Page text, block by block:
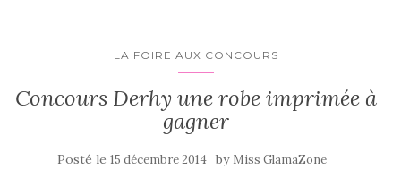
LA FOIRE AUX CONCOURS
Concours Derhy une robe imprimée à
gagner
Posté le 15 décembre 2014 by Miss GlamaZone